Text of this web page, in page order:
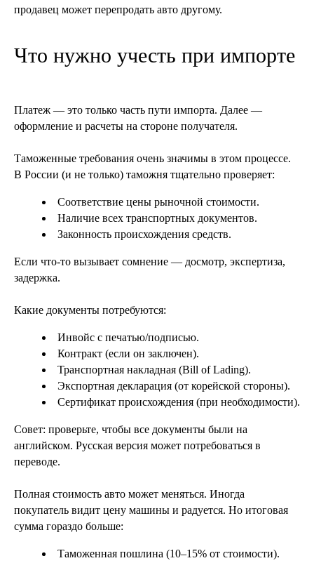
продавец может перепродать авто другому.
Что нужно учесть при импорте
Платеж — это только часть пути импорта. Далее —
оформление и расчеты на стороне получателя.
Таможенные требования очень значимы в этом процессе.
В России (и не только) таможня тщательно проверяет:
Соответствие цены рыночной стоимости.
Наличие всех транспортных документов.
Законность происхождения средств.
Если что-то вызывает сомнение — досмотр, экспертиза,
задержка.
Какие документы потребуются:
Инвойс с печатью/подписью.
Контракт (если он заключен).
Транспортная накладная (Bill of Lading).
Экспортная декларация (от корейской стороны).
Сертификат происхождения (при необходимости).
Совет: проверьте, чтобы все документы были на
английском. Русская версия может потребоваться в
переводе.
Полная стоимость авто может меняться. Иногда
покупатель видит цену машины и радуется. Но итоговая
сумма гораздо больше:
Таможенная пошлина (10–15% от стоимости).